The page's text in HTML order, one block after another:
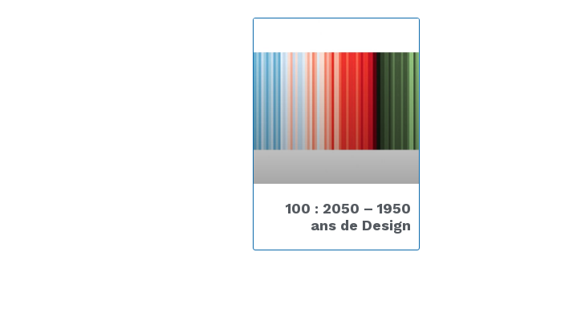
1950 – 2050 : 100
ans de Design